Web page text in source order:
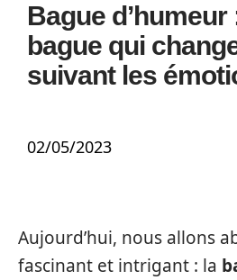
Bague d’humeur
bague qui
suivant les
02/05/2023
Aujourd’hui, nous allons
fascinant et intrigant : la